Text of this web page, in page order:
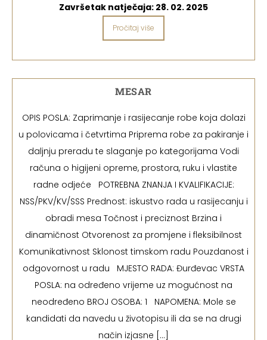
Završetak natječaja: 28. 02. 2025
Pročitaj više
MESAR
OPIS POSLA: Zaprimanje i rasijecanje robe koja dolazi
u polovicama i četvrtima Priprema robe za pakiranje i
daljnju preradu te slaganje po kategorijama Vodi
računa o higijeni opreme, prostora, ruku i vlastite
radne odjeće POTREBNA ZNANJA I KVALIFIKACIJE:
NSS/PKV/KV/SSS Prednost: iskustvo rada u rasijecanju i
obradi mesa Točnost i preciznost Brzina i
dinamičnost Otvorenost za promjene i fleksibilnost
Komunikativnost Sklonost timskom radu Pouzdanost i
odgovornost u radu MJESTO RADA: Đurđevac VRSTA
POSLA: na određeno vrijeme uz mogućnost na
neodređeno BROJ OSOBA: 1 NAPOMENA: Mole se
kandidati da navedu u životopisu ili da se na drugi
način izjasne […]